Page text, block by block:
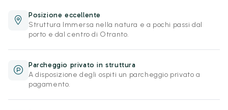
Posizione eccellente
Struttura Immersa nella natura e a pochi passi dal
porto e dal centro di Otranto.
Parcheggio privato in struttura
A disposizione degli ospiti un parcheggio privato a
pagamento.